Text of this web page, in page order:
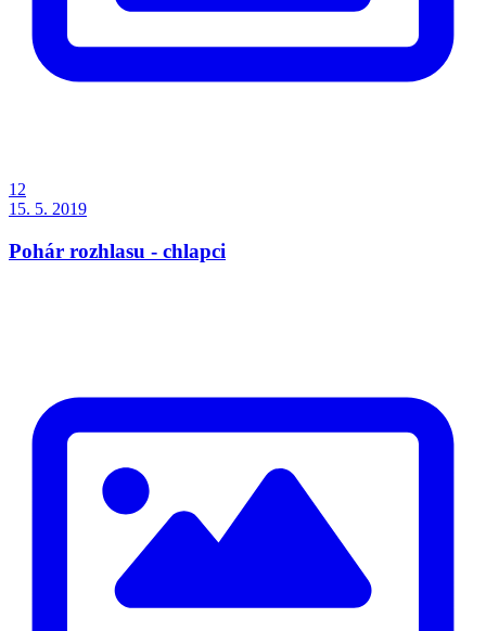
12
15. 5. 2019
Pohár rozhlasu - chlapci